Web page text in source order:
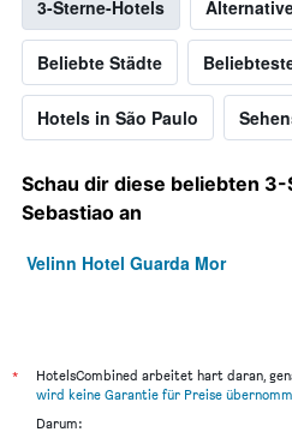
3-Sterne-Hotels
Beliebte Städte
Hotels in São Paulo
Schau dir diese beliebten
Sebastiao an
Velinn Hotel Guarda Mor
*
HotelsCombined arbeitet hart daran,
wird keine Garantie für Preise
Darum: